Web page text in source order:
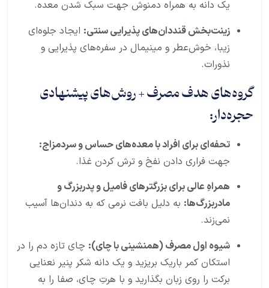
یک دانه به همراه دمنوش جهت سبک شدن معده.
زینت‌بخش قنددان‌های پذیرایی سنتی: ایجاد جلوه‌ای
زیبا، خوش‌عطر و مینیمال در سفره‌های پذیرایی و
نذورات.
گروه‌های هدف مصرف + روش‌های پیشنهادی
حجره‌دار:
تحفه‌ای برای افراد با معده‌های حساس و سردمزاج:
جهت فراری دادن نفخ و ترش کردن غذا.
همراهِ عالی برای بزرگترهای فامیل و پدربزرگ و
مادربزرگ‌ها: به دلیل بافت نرمی که به دندان‌ها آسیب
نمی‌زند.
شیوه اول مصرف (همنشینی با چای): چای تازه دم را در
استکان کمر باریک بریزید و یک دانه شکر پنیر نعنایی
برکت را روی زبان بگذارید و با هرتِ چای، صفا را به